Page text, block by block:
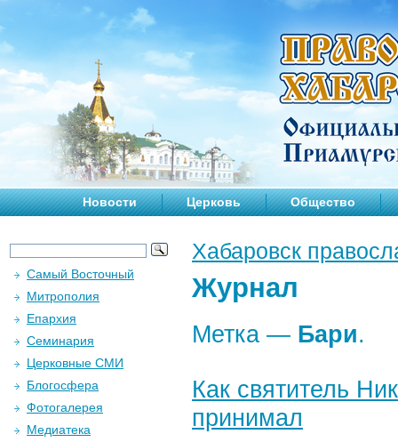
Новости Церковь Общество
Хабаровск
Журнал
Метка — Бари.
Как святитель
принимал
Самый Восточный
Митрополия
Епархия
Семинария
Церковные СМИ
Блогосфера
Фотогалерея
Медиатека